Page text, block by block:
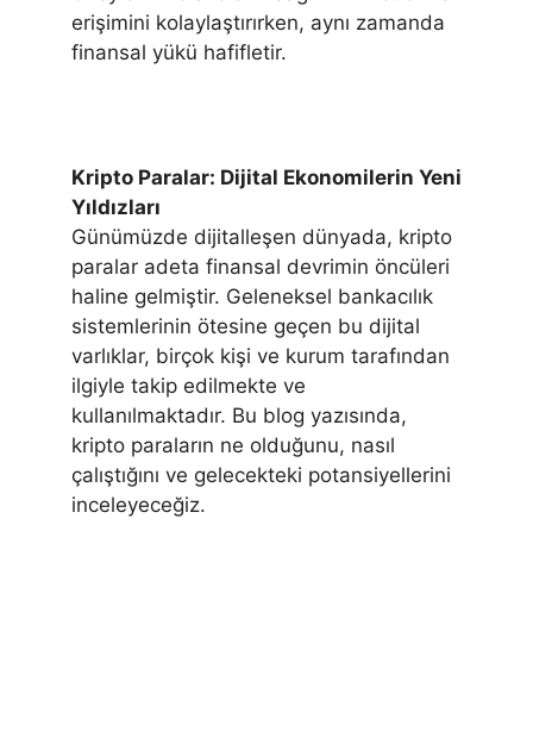
erişimini kolaylaştırırken, aynı zamanda
finansal yükü hafifletir.
Kripto Paralar: Dijital Ekonomilerin Yeni
Yıldızları
Günümüzde dijitalleşen dünyada, kripto
paralar adeta finansal devrimin öncüleri
haline gelmiştir. Geleneksel bankacılık
sistemlerinin ötesine geçen bu dijital
varlıklar, birçok kişi ve kurum tarafından
ilgiyle takip edilmekte ve
kullanılmaktadır. Bu blog yazısında,
kripto paraların ne olduğunu, nasıl
çalıştığını ve gelecekteki potansiyellerini
inceleyeceğiz.